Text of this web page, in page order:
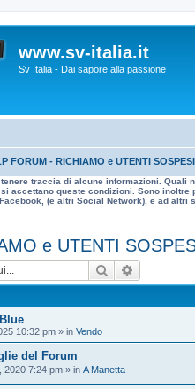
www.sv-italia.it
Sv Italia - Dai sapore alla passione
FORUM - RICHIAMO e UTENTI SOSPESI
traccia di alcune informazioni.
accettano queste condizioni. Sono
(e altri Social Network), e ad
e UTENTI
Cerca
10:32 pm » in Vendo
del Forum
2020 7:24 pm » in A Manetta